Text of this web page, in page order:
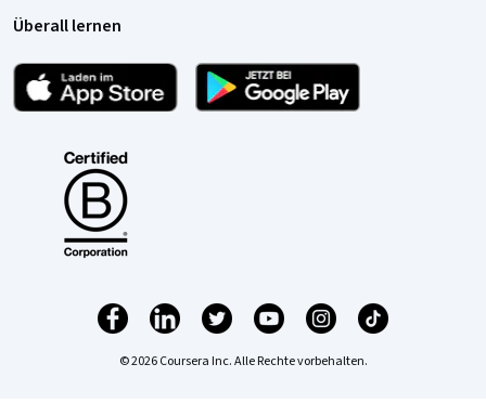
Überall lernen
© 2026 Coursera Inc. Alle Rechte vorbehalten.